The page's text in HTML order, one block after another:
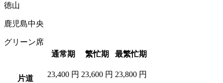
徳山
鹿児島中央
グリーン席
通常期
繁忙期 最繁忙期
片道 23,400 円 23,600 円 23,800 円